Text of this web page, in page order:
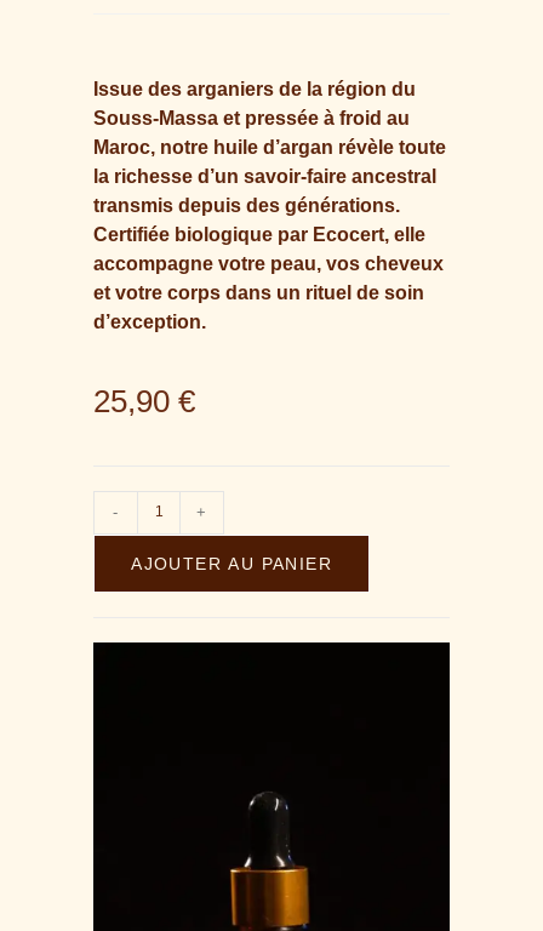
Issue des arganiers de la région du
Souss-Massa et pressée à froid au
Maroc, notre huile d’argan révèle toute
la richesse d’un savoir-faire ancestral
transmis depuis des générations.
Certifiée biologique par Ecocert, elle
accompagne votre peau, vos cheveux
et votre corps dans un rituel de soin
d’exception.
25,90€
- +
AJOUTER AU PANIER